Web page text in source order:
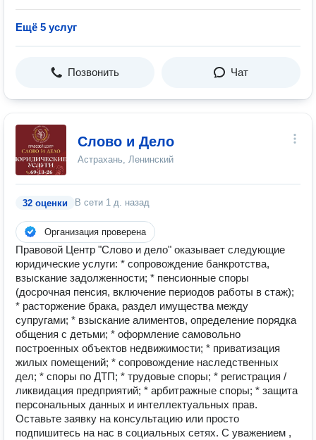
Ещё 5 услуг
Позвонить Чат
Слово и Дело
Астрахань, Ленинский
32 оценки В сети 1 д. назад
Организация проверена
Правовой Центр "Слово и дело" оказывает следующие
юридические услуги: * сопровождение банкротства,
взыскание задолженности; * пенсионные споры
(досрочная пенсия, включение периодов работы в стаж);
* расторжение брака, раздел имущества между
супругами; * взыскание алиментов, определение порядка
общения с детьми; * оформление самовольно
построенных объектов недвижимости; * приватизация
жилых помещений; * сопровождение наследственных
дел; * споры по ДТП; * трудовые споры; * регистрация /
ликвидация предприятий; * арбитражные споры; * защита
персональных данных и интеллектуальных прав.
Оставьте заявку на консультацию или просто
подпишитесь на нас в социальных сетях. С уважением ,